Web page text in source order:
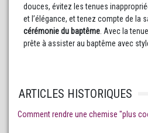
douces, évitez les tenues
et l’élégance, et tenez compte de la
cérémonie du baptême. Avec la
prête à assister au baptême avec
ARTICLES HISTORIQUES
Comment rendre une chemise "plus